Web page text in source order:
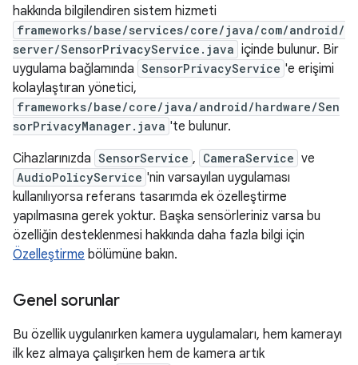
hakkında bilgilendiren sistem hizmeti
frameworks/base/services/core/java/com/android/
server/SensorPrivacyService.java içinde bulunur. Bir
uygulama bağlamında SensorPrivacyService 'e erişimi
kolaylaştıran yönetici,
frameworks/base/core/java/android/hardware/Sen
sorPrivacyManager.java 'te bulunur.
Cihazlarınızda SensorService , CameraService ve
AudioPolicyService 'nin varsayılan uygulaması
kullanılıyorsa referans tasarımda ek özelleştirme
yapılmasına gerek yoktur. Başka sensörleriniz varsa bu
özelliğin desteklenmesi hakkında daha fazla bilgi için
Özelleştirme bölümüne bakın.
Genel sorunlar
Bu özellik uygulanırken kamera uygulamaları, hem kamerayı
ilk kez almaya çalışırken hem de kamera artık